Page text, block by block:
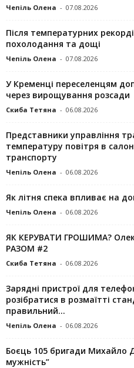
Чепіль Олена - 07.08.2026
Після температурних
похолодання та дощі
Чепіль Олена - 07.08.2026
У Кременці переселенцям
через вирощування розсади
Скиба Тетяна - 06.08.2026
Представники управління
температуру повітря в
транспорту
Чепіль Олена - 06.08.2026
Як літня спека впливає на
Чепіль Олена - 06.08.2026
ЯК КЕРУВАТИ ГРОШИМА?
РАЗОМ #2
Скиба Тетяна - 06.08.2026
Зарядні пристрої для
розібратися в розмаїтті
правильний...
Чепіль Олена - 06.08.2026
Боєць 105 бригади Михайло
мужність”